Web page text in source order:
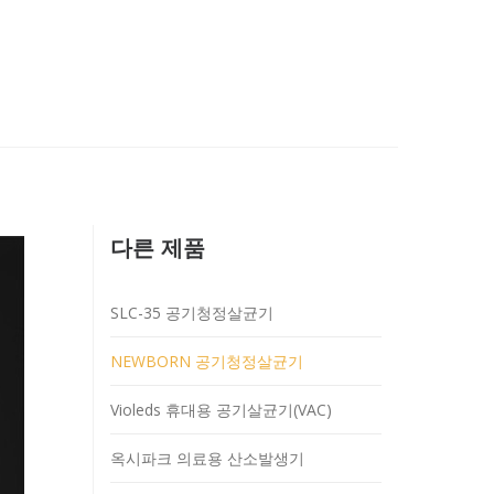
다른 제품
SLC-35 공기청정살균기
NEWBORN 공기청정살균기
Violeds 휴대용 공기살균기(VAC)
옥시파크 의료용 산소발생기